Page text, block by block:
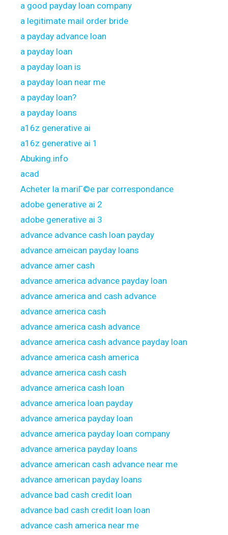
a good payday loan company
a legitimate mail order bride
a payday advance loan
a payday loan
a payday loan is
a payday loan near me
a payday loan?
a payday loans
a16z generative ai
a16z generative ai 1
Abuking.info
acad
Acheter la mariГ©e par correspondance
adobe generative ai 2
adobe generative ai 3
advance advance cash loan payday
advance ameican payday loans
advance amer cash
advance america advance payday loan
advance america and cash advance
advance america cash
advance america cash advance
advance america cash advance payday loan
advance america cash america
advance america cash cash
advance america cash loan
advance america loan payday
advance america payday loan
advance america payday loan company
advance america payday loans
advance american cash advance near me
advance american payday loans
advance bad cash credit loan
advance bad cash credit loan loan
advance cash america near me